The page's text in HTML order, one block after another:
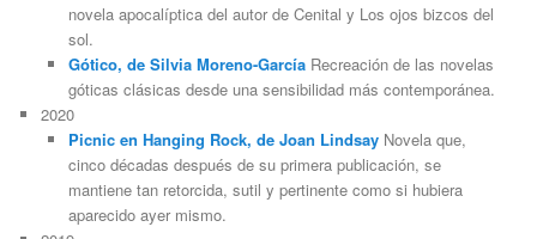
novela apocalíptica del autor de Cenital y Los ojos bizcos del
sol.
Gótico, de Silvia Moreno-GarcíaRecreación de las novelas
góticas clásicas desde una sensibilidad más contemporánea.
2020
Picnic en Hanging Rock, de Joan LindsayNovela que,
cinco décadas después de su primera publicación, se
mantiene tan retorcida, sutil y pertinente como si hubiera
aparecido ayer mismo.